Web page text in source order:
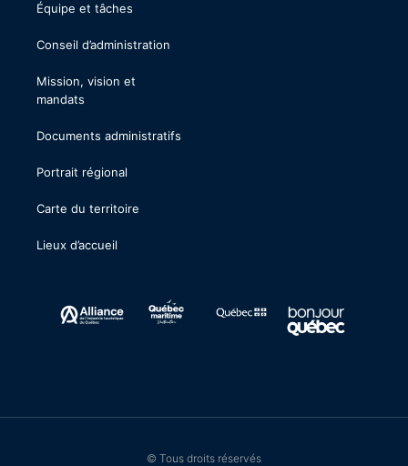
Équipe et tâches
Conseil d’administration
Mission, vision et
mandats
Documents administratifs
Portrait régional
Carte du territoire
Lieux d’accueil
© Tous droits réservés